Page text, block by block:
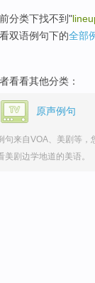
分类下找不到"
双语例句下的全部
看看其他分类：
原声例句
句来自VOA、美剧等，
美剧边学地道的美语。